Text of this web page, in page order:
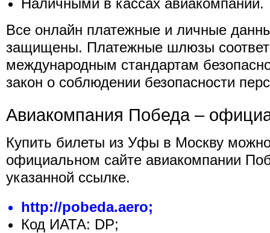
Наличными в кассах авиакомпании.
Все онлайн платежные и личные
защищены. Платежные шлюзы
международным стандартам
закон о соблюдении безопасности
Авиакомпания Победа –
Купить билеты из Уфы в Москву
официальном сайте авиакомпании
указанной ссылке.
http://pobeda.aero;
Код ИАТА: DP;